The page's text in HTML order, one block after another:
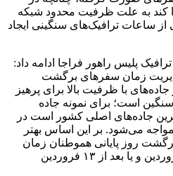
کند به علت ظرفیت محدود شبکه
از ساعات ترافیک‌های سنگینی ایجاد
پلیس راهور فراجا ادامه داد:
زمان سفرهای برگشت
با ظرفیت بالا برای پرهیز
سنگین است؛ برای نمونه جاده
جاده‌های اصلی کشور است در
مواجه می‌شود. بر این اساس بهتر
روز پایانی هموطنان زمان
برگشت را تا قبل از روز ۱۳ فروردین و یا بعد از ۱۳ فروردین